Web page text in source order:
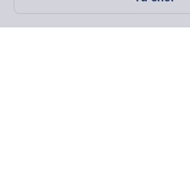
Theo dõi chúng tôi trên